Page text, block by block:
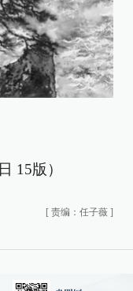
15版）
[ 责编：任子薇 ]